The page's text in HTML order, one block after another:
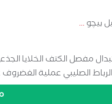
بيچو...
مفصل الكتف الخلايا
الرباط الصليبي عملية
الركبة